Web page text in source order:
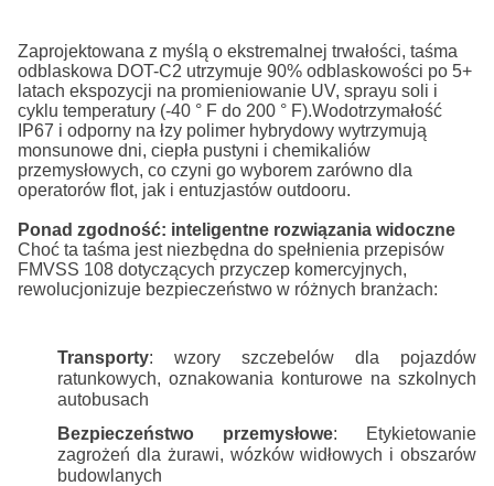
Zaprojektowana z myślą o ekstremalnej trwałości, taśma
odblaskowa DOT-C2 utrzymuje 90% odblaskowości po 5+
latach ekspozycji na promieniowanie UV, sprayu soli i
cyklu temperatury (-40 ° F do 200 ° F).Wodotrzymałość
IP67 i odporny na łzy polimer hybrydowy wytrzymują
monsunowe dni, ciepła pustyni i chemikaliów
przemysłowych, co czyni go wyborem zarówno dla
operatorów flot, jak i entuzjastów outdooru.
Ponad zgodność: inteligentne rozwiązania widoczne
Choć ta taśma jest niezbędna do spełnienia przepisów
FMVSS 108 dotyczących przyczep komercyjnych,
rewolucjonizuje bezpieczeństwo w różnych branżach:
Transporty: wzory szczebelów dla pojazdów
ratunkowych, oznakowania konturowe na szkolnych
autobusach
Bezpieczeństwo przemysłowe: Etykietowanie
zagrożeń dla żurawi, wózków widłowych i obszarów
budowlanych